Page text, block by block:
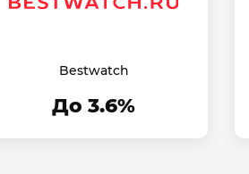
Bestwatch
До 3.6%